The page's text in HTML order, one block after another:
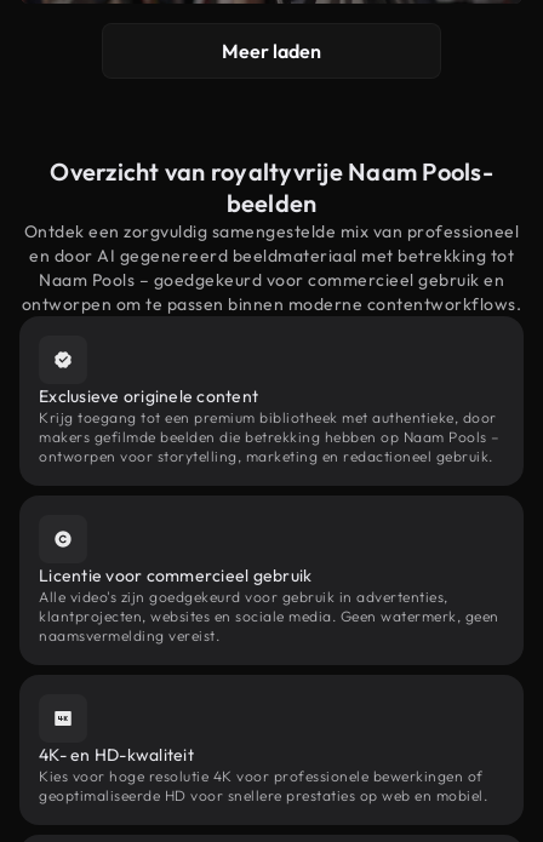
Meer laden
Overzicht van royaltyvrije Naam Pools-
beelden
Ontdek een zorgvuldig samengestelde mix van professioneel
en door AI gegenereerd beeldmateriaal met betrekking tot
Naam Pools – goedgekeurd voor commercieel gebruik en
ontworpen om te passen binnen moderne contentworkflows.
Exclusieve originele content
Krijg toegang tot een premium bibliotheek met authentieke, door
makers gefilmde beelden die betrekking hebben op Naam Pools –
ontworpen voor storytelling, marketing en redactioneel gebruik.
Licentie voor commercieel gebruik
Alle video's zijn goedgekeurd voor gebruik in advertenties,
klantprojecten, websites en sociale media. Geen watermerk, geen
naamsvermelding vereist.
4K- en HD-kwaliteit
Kies voor hoge resolutie 4K voor professionele bewerkingen of
geoptimaliseerde HD voor snellere prestaties op web en mobiel.